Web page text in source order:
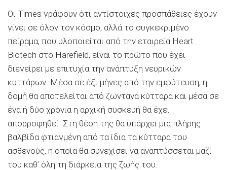
Οι Times γράφουν ότι αντίστοιχες προσπάθειες έχουν
γίνει σε όλον τον κόσμο, αλλά το συγκεκριμένο
πείραμα, που υλοποιείται από την εταιρεία Heart
Biotech στο Harefield, είναι το πρώτο που έχει
διεγείρει με επιτυχία την ανάπτυξη νευρικών
κυττάρων. Μέσα σε έξι μήνες από την εμφύτευση, η
δομή θα αποτελείται από ζωντανά κύτταρα και μέσα σε
ένα ή δύο χρόνια η αρχική συσκευή θα έχει
απορροφηθεί. Στη θέση της θα υπάρχει μια πλήρης
βαλβίδα φτιαγμένη από τα ίδια τα κύτταρα του
ασθενούς, η οποία θα συνεχίσει να αναπτύσσεται μαζί
του καθ’ όλη τη διάρκεια της ζωής του.